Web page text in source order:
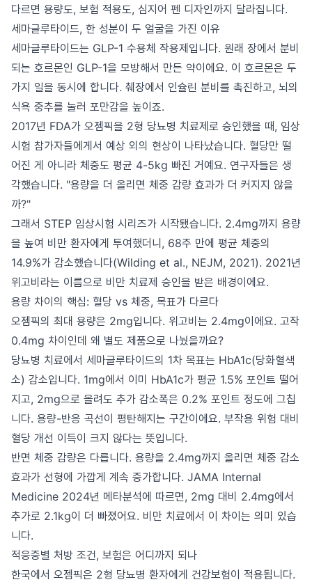
다르면 용량도, 보험 적용도, 심지어 펜 디자인까지 달라집니다.
세마글루타이드, 한 성분이 두 얼굴을 가진 이유
세마글루타이드는 GLP-1 수용체 작용제입니다. 원래 장에서 분비
되는 호르몬인 GLP-1을 모방해서 만든 약이에요. 이 호르몬은 두
가지 일을 동시에 합니다. 췌장에서 인슐린 분비를 촉진하고, 뇌의
식욕 중추를 눌러 포만감을 높이죠.
2017년 FDA가 오젬픽을 2형 당뇨병 치료제로 승인했을 때, 임상
시험 참가자들에게서 예상 외의 현상이 나타났습니다. 혈당만 떨
어진 게 아니라 체중도 평균 4-5kg 빠진 거예요. 연구자들은 생
각했습니다. "용량을 더 올리면 체중 감량 효과가 더 커지지 않을
까?"
그래서 STEP 임상시험 시리즈가 시작됐습니다. 2.4mg까지 용량
을 높여 비만 환자에게 투여했더니, 68주 만에 평균 체중의
14.9%가 감소했습니다(Wilding et al., NEJM, 2021). 2021년
위고비라는 이름으로 비만 치료제 승인을 받은 배경이에요.
용량 차이의 핵심: 혈당 vs 체중, 목표가 다르다
오젬픽의 최대 용량은 2mg입니다. 위고비는 2.4mg이에요. 고작
0.4mg 차이인데 왜 별도 제품으로 나눴을까요?
당뇨병 치료에서 세마글루타이드의 1차 목표는 HbA1c(당화혈색
소) 감소입니다. 1mg에서 이미 HbA1c가 평균 1.5% 포인트 떨어
지고, 2mg으로 올려도 추가 감소폭은 0.2% 포인트 정도에 그칩
니다. 용량-반응 곡선이 평탄해지는 구간이에요. 부작용 위험 대비
혈당 개선 이득이 크지 않다는 뜻입니다.
반면 체중 감량은 다릅니다. 용량을 2.4mg까지 올리면 체중 감소
효과가 선형에 가깝게 계속 증가합니다. JAMA Internal
Medicine 2024년 메타분석에 따르면, 2mg 대비 2.4mg에서
추가로 2.1kg이 더 빠졌어요. 비만 치료에서 이 차이는 의미 있습
니다.
적응증별 처방 조건, 보험은 어디까지 되나
한국에서 오젬픽은 2형 당뇨병 환자에게 건강보험이 적용됩니다.